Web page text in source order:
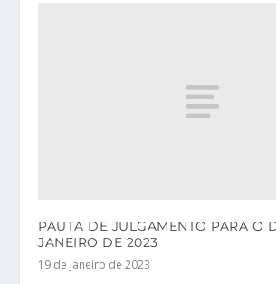
PAUTA DE JULGAMENTO PARA O
JANEIRO DE 2023
19 de janeiro de 2023